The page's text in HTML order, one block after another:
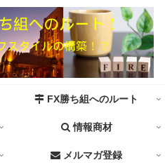
FX勝ち組へのルート
情報商材
メルマガ登録